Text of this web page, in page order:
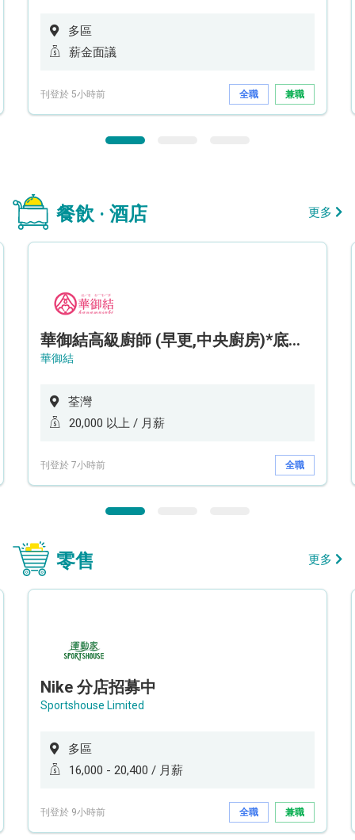
多區
薪金面議
刊登於 5小時前 全職 兼職
餐飲 · 酒店 更多
華御結高級廚師 (早更,中央廚房)*底薪可達20k* (5天工作週)
華御結
荃灣
20,000 以上 / 月薪
刊登於 7小時前 全職
零售 更多
Nike 分店招募中
Sportshouse Limited
多區
16,000 - 20,400 / 月薪
刊登於 9小時前 全職 兼職